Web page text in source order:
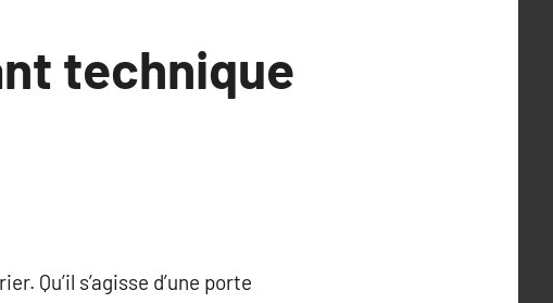
technique
Qu’il s’agisse d’une porte